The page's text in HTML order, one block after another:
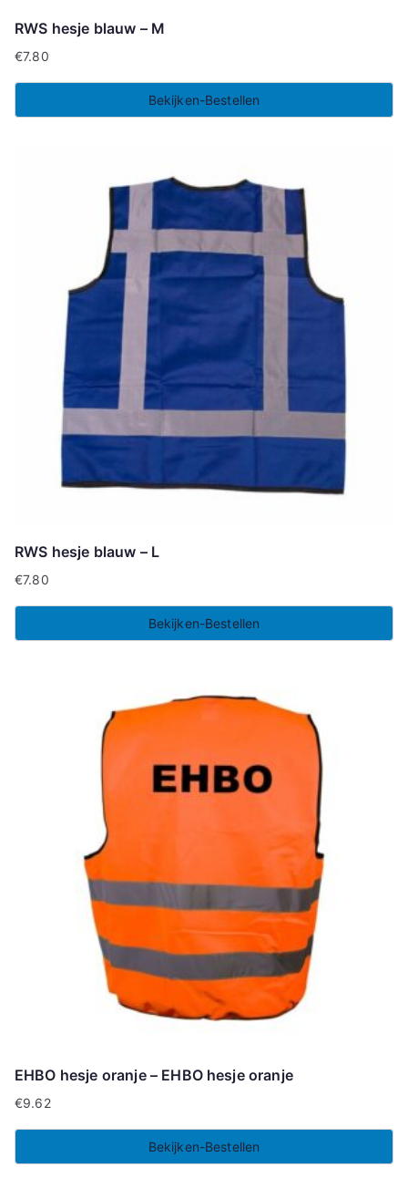
RWS hesje blauw – M
€7.80
Bekijken-Bestellen
RWS hesje blauw – L
€7.80
Bekijken-Bestellen
EHBO hesje oranje – EHBO hesje oranje
€9.62
Bekijken-Bestellen